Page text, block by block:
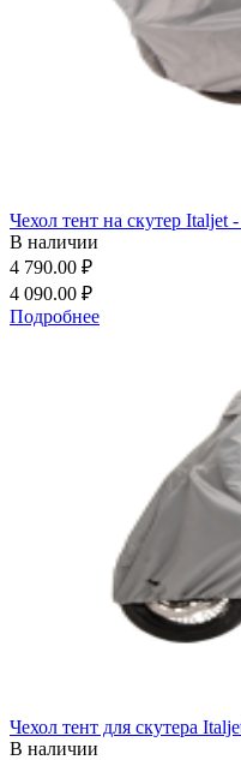
Чехол тент на скутер Italjet
В наличии
4 790.00 ₽
4 090.00 ₽
Подробнее
Чехол тент для скутера
В наличии